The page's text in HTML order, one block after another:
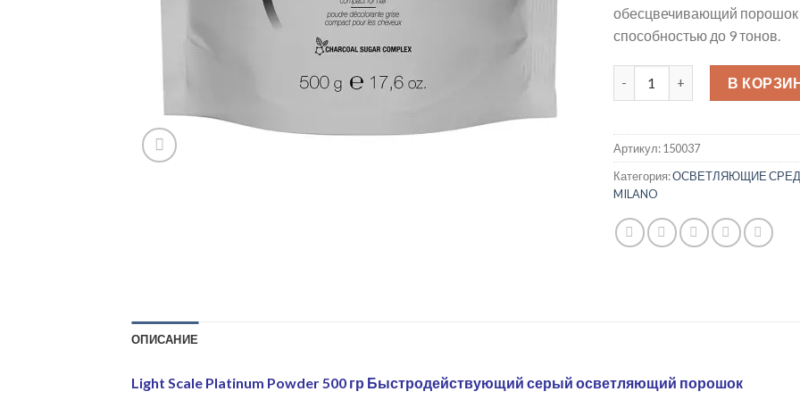
обесцвечивающий
способностью до 9 тонов.
Количество товара Light
В
Артикул:150037
Категория:ОСВЕТЛЯЮЩИЕ
MILANO
ОПИСАНИЕ
Light Scale Platinum Powder 500 гр Быстродействующий серый осветляющий порошок